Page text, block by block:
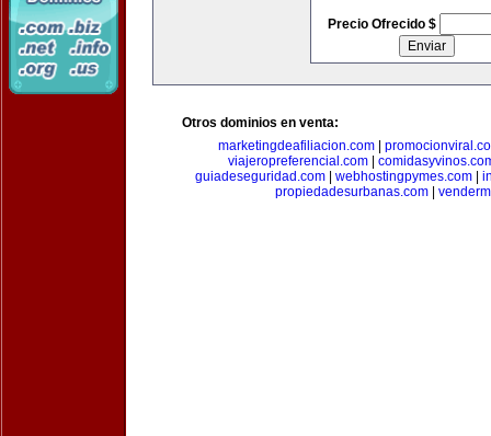
Precio Ofrecido $
Otros dominios en venta:
marketingdeafiliacion.com|
viajeropreferencial.com
guiadeseguridad.com| webhostingpymes.com|
propiedadesurbanas.com